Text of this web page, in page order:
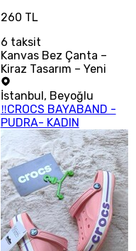
260 TL
6 taksit
Kanvas Bez Çanta –
Kiraz Tasarım – Yeni
İstanbul, Beyoğlu
‼CROCS BAYABAND -
PUDRA- KADIN